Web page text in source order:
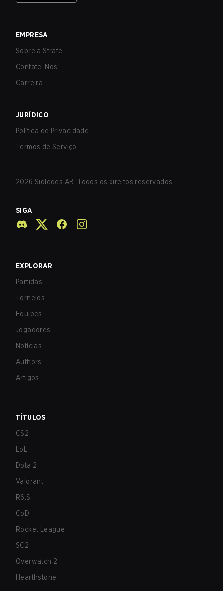
EMPRESA
Sobre a Strafe
Contate-Nos
Carreira
JURÍDICO
Política de Privacidade
Termos de Serviço
2026 Sidledes AB. Todos os direitos reservados.
SIGA
EXPLORAR
Partidas
Torneios
Equipes
Jogadores
Notícias
Authors
Artigos
TÍTULOS
CS2
LoL
Dota 2
Valorant
R6:S
CoD
Rocket League
SC2
Overwatch 2
Hearthstone